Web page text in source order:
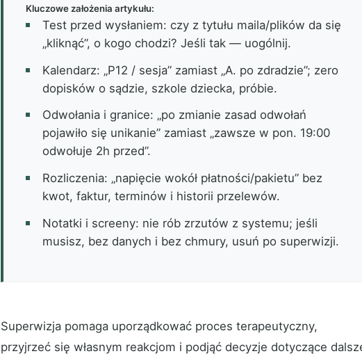
Kluczowe założenia artykułu:
Test przed wysłaniem: czy z tytułu maila/plików da się
„kliknąć”, o kogo chodzi? Jeśli tak — uogólnij.
Kalendarz: „P12 / sesja” zamiast „A. po zdradzie”; zero
dopisków o sądzie, szkole dziecka, próbie.
Odwołania i granice: „po zmianie zasad odwołań
pojawiło się unikanie” zamiast „zawsze w pon. 19:00
odwołuje 2h przed”.
Rozliczenia: „napięcie wokół płatności/pakietu” bez
kwot, faktur, terminów i historii przelewów.
Notatki i screeny: nie rób zrzutów z systemu; jeśli
musisz, bez danych i bez chmury, usuń po superwizji.
Superwizja pomaga uporządkować proces terapeutyczny,
przyjrzeć się własnym reakcjom i podjąć decyzje dotyczące